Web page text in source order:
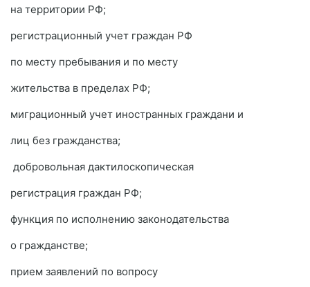
на территории РФ;
регистрационный учет граждан РФ
по месту пребывания и по месту
жительства в пределах РФ;
миграционный учет иностранных граждани и
лиц без гражданства;
добровольная дактилоскопическая
регистрация граждан РФ;
функция по исполнению законодательства
о гражданстве;
прием заявлений по вопросу